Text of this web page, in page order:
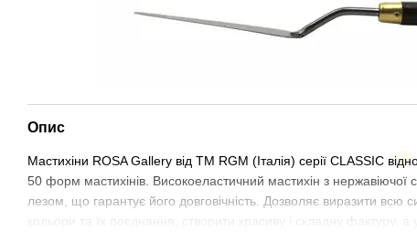
Опис
Мастихіни ROSA Gallery від ТМ RGM (Італія) серії CLASSIC
50 форм мастихінів. Високоеластичний мастихін з
лезом, що гарантує його довговічність. Дозволяє виразити
кольори та їх поєднання, створити красиву і складну фактуру,